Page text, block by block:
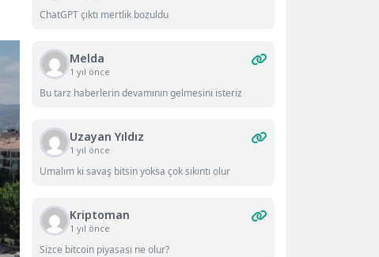
ChatGPT çıktı mertlik bozuldu
Melda
1 yıl önce
Bu tarz haberlerin devamının gelmesini isteriz
Uzayan Yıldız
1 yıl önce
Umalım ki savaş bitsin yoksa çok sıkıntı olur
Kriptoman
1 yıl önce
Sizce bitcoin piyasası ne olur?